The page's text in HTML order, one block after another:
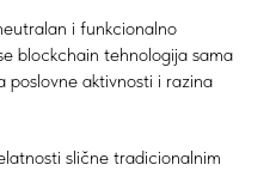
i funkcionalno
blockchain tehnologija sama
poslovne aktivnosti i razina
slične tradicionalnim